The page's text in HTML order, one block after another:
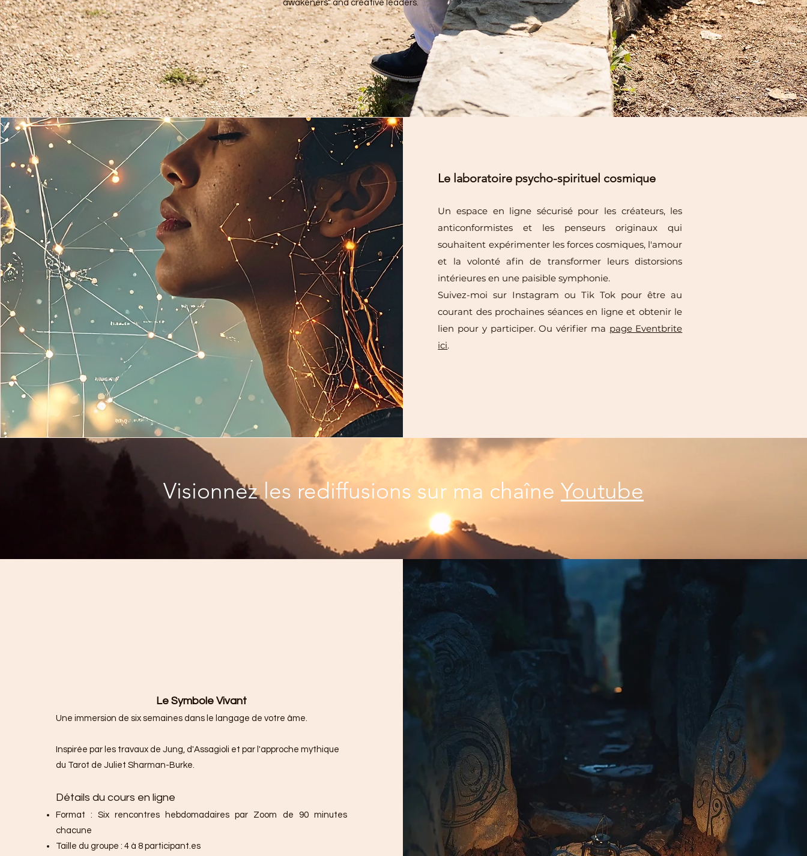
awakeners" and creative leaders.
Le laboratoire psycho-spirituel cosmique
Un espace en ligne sécurisé pour les créateurs, les
anticonformistes et les penseurs originaux qui
souhaitent expérimenter les forces cosmiques, l'amour
et la volonté afin de transformer leurs distorsions
intérieures en une paisible symphonie.
Suivez-moi sur Instagram ou Tik Tok pour être au
courant des prochaines séances en ligne et obtenir le
lien pour y participer. Ou vérifier ma page Eventbrite
ici.
Visionnez les rediffusions sur ma chaîne Youtube
Le Symbole Vivant
Une immersion de six semaines dans le langage de votre âme.
Inspirée par les travaux de Jung, d'Assagioli et par l'approche mythique
du Tarot de Juliet Sharman-Burke.
Détails du cours en ligne
Format : Six rencontres hebdomadaires par Zoom de 90 minutes
chacune
Taille du groupe : 4 à 8 participant.es